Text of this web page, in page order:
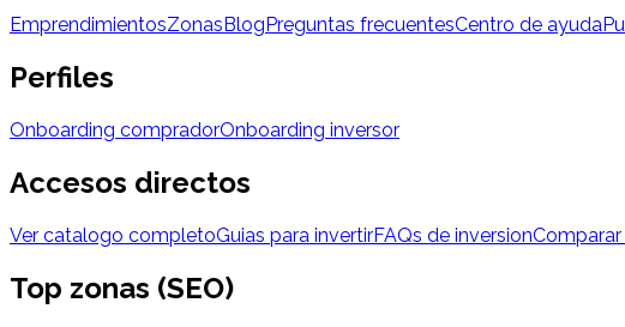
EmprendimientosZonasBlogPreguntas frecuentesCentro de ayuda
Perfiles
Onboarding compradorOnboarding inversor
Accesos directos
Ver catalogo completoGuias para invertirFAQs de inversion
Top zonas (SEO)